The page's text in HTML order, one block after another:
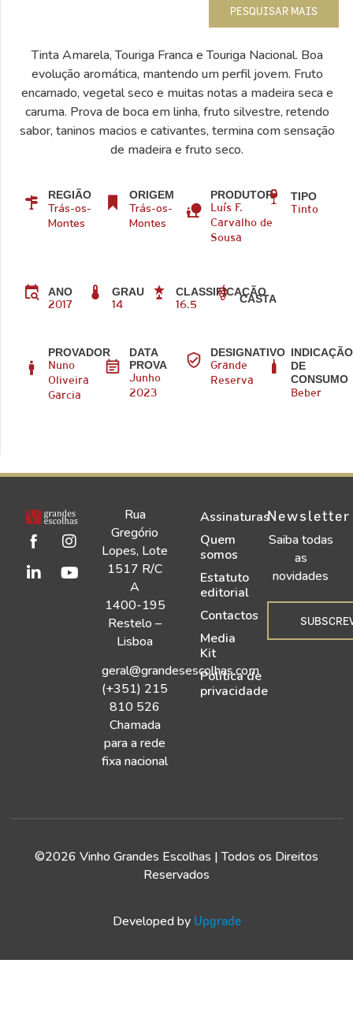
PESQUISAR MAIS
Tinta Amarela, Touriga Franca e Touriga Nacional. Boa
evolução aromática, mantendo um perfil jovem. Fruto
encarnado, vegetal seco e muitas notas a madeira seca e
caruma. Prova de boca em linha, fruto silvestre, retendo
sabor, taninos macios e cativantes, termina com sensação
de madeira e fruto seco.
REGIÃO
Trás-os-
Montes
ORIGEM
Trás-os-
Montes
PRODUTOR
Luís F.
Carvalho de
Sousa
TIPO
Tinto
ANO
2017
GRAU
14
CLASSIFICAÇÃO
16.5
CASTA
PROVADOR
Nuno
Oliveira
Garcia
DATA
PROVA
Junho
2023
DESIGNATIVO
Grande
Reserva
INDICAÇÃO
DE
CONSUMO
Beber
Rua
Gregório
Lopes, Lote
1517 R/C
A
1400-195
Restelo –
Lisboa
geral@grandesescolhas.com
(+351) 215
810 526
Chamada
para a rede
fixa nacional
Assinaturas
Quem
somos
Estatuto
editorial
Contactos
Media
Kit
Política de
privacidade
Newsletter
Saiba todas
as
novidades
©2026 Vinho Grandes Escolhas | Todos os Direitos
Reservados
Developed by Upgrade